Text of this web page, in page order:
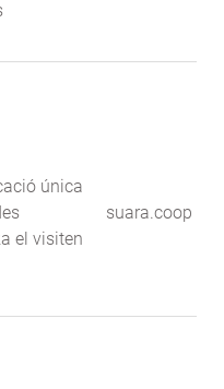
única
el visiten
suara.coop